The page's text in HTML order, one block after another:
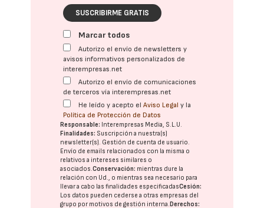
SUSCRIBIRME GRATIS
Marcar todos
Autorizo el envío de newsletters y
avisos informativos personalizados de
interempresas.net
Autorizo el envío de comunicaciones
de terceros vía interempresas.net
He leído y acepto elAviso Legal y la
Política de Protección de Datos
Responsable: Interempresas Media, S.L.U.
Finalidades: Suscripción a nuestra(s)
newsletter(s). Gestión de cuenta de usuario.
Envío de emails relacionados con la misma o
relativos a intereses similares o
asociados.Conservación: mientras dure la
relación con Ud., o mientras sea necesario para
llevar a cabo las finalidades especificadasCesión:
Los datos pueden cederse a otras empresas del
grupo por motivos de gestión interna.Derechos: